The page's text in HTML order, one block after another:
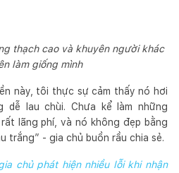
thạch cao và khuyên người khác
làm giống mình
này, tôi thực sự cảm thấy nó hơi
lau chùi. Chưa kể làm những
lãng phí, và nó không đẹp bằng
trắng” - gia chủ buồn rầu chia sẻ.
chủ phát hiện nhiều lỗi khi nhận